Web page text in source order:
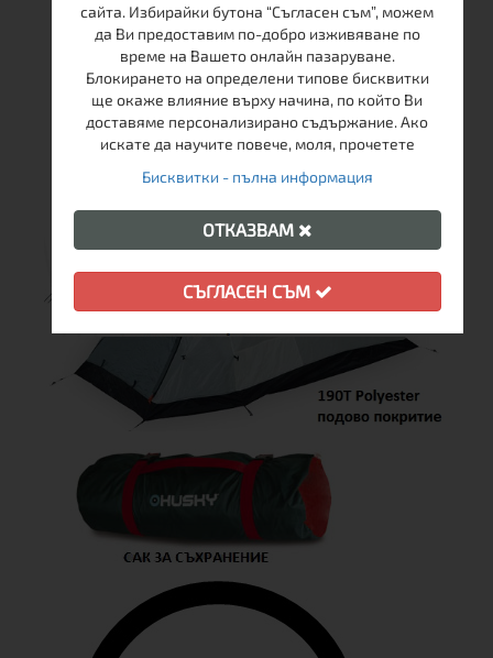
сайта. Избирайки бутона “Съгласен съм”, можем
да Ви предоставим по-добро изживяване по
време на Вашето онлайн пазаруване.
Блокирането на определени типове бисквитки
ще окаже влияние върху начина, по който Ви
доставяме персонализирано съдържание. Ако
искате да научите повече, моля, прочетете
Бисквитки - пълна информация
ОТКАЗВАМ
СЪГЛАСЕН СЪМ